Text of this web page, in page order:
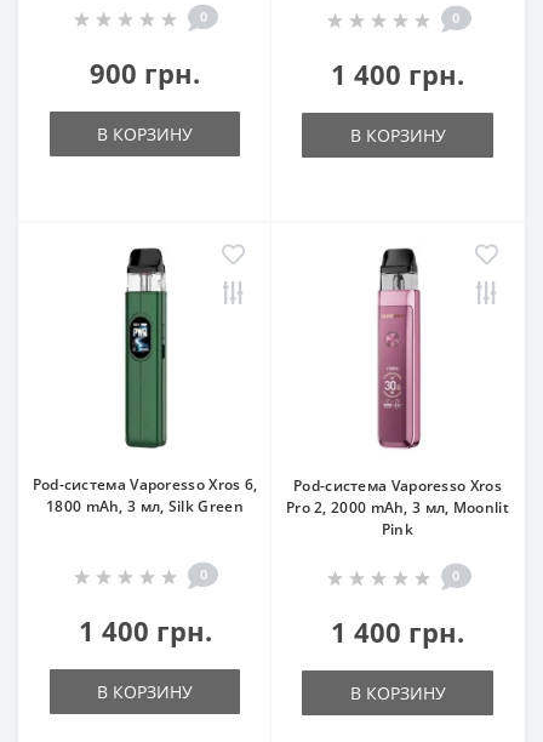
0
900 грн.
В КОРЗИНУ
0
1 400 грн.
В КОРЗИНУ
Pod-система Vaporesso Xros 6,
1800 mAh, 3 мл, Silk Green
0
1 400 грн.
В КОРЗИНУ
Pod-система Vaporesso Xros
Pro 2, 2000 mAh, 3 мл, Moonlit
Pink
0
1 400 грн.
В КОРЗИНУ